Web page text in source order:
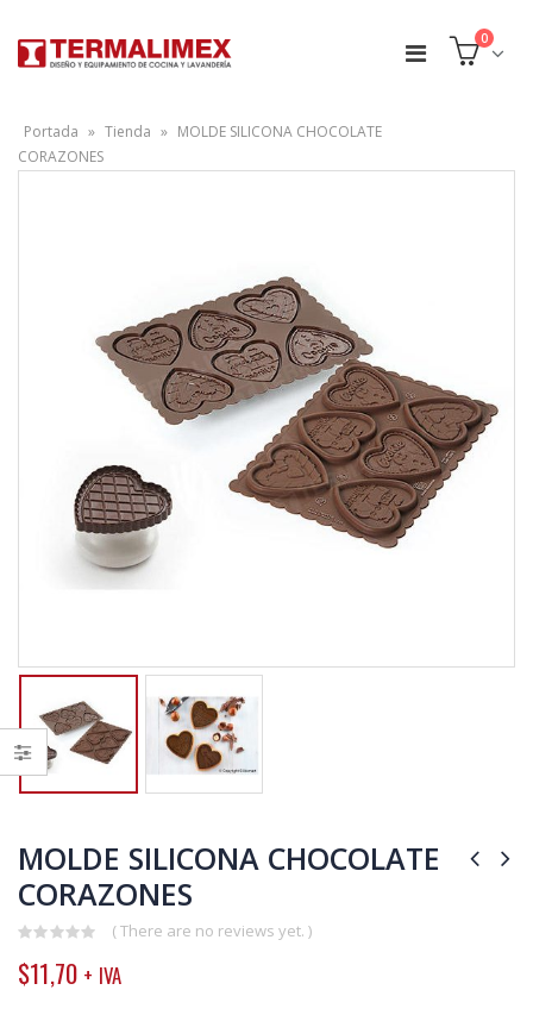
0
Portada » Tienda » MOLDE SILICONA CHOCOLATE
CORAZONES
MOLDE SILICONA CHOCOLATE
CORAZONES
out
of
( There are no reviews yet. )
$11,70 + IVA